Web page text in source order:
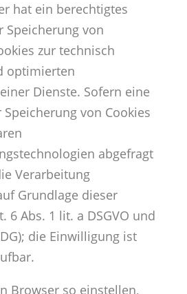
hat ein berechtigtes
Speicherung von
zur technisch
optimierten
Dienste. Sofern eine
von Cookies
abgefragt
Verarbeitung
Grundlage dieser
6 Abs. 1 lit. a DSGVO und
die Einwilligung ist
Browser so einstellen,